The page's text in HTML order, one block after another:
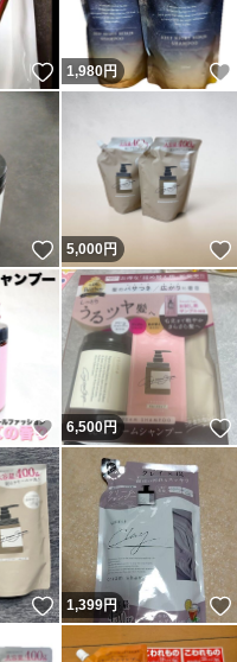
いいね！
1,980円
いいね！
5,000円
いいね！
6,500円
いいね！
1,399円